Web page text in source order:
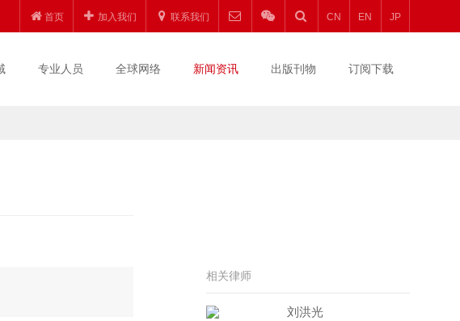
首页 加入我们 联系我们 CN EN JP
专业人员 全球网络 新闻资讯 出版刊物 订阅下载
相关律师
刘洪光